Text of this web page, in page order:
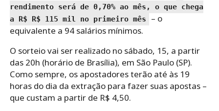
rendimento será de 0,70% ao mês, o que chega
a R$ R$ 115 mil no primeiro mês
– o
equivalente a 94 salários mínimos.
O sorteio vai ser realizado no sábado, 15, a partir
das 20h (horário de Brasília), em São Paulo (SP).
Como sempre, os apostadores terão até às 19
horas do dia da extração para fazer suas apostas –
que custam a partir de R$ 4,50.